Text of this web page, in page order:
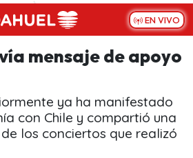
EN VIVO
mensaje de apoyo
ya ha manifestado
con Chile y compartió una
los conciertos que realizó